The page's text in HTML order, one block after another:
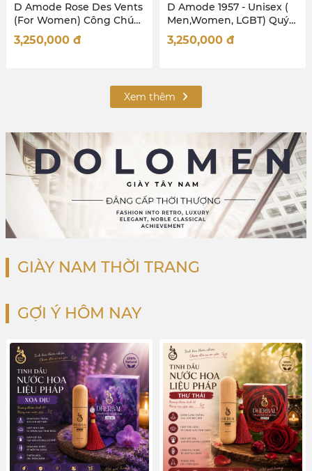
Amode Rose Des Vents
Women) Công Chúa
Hồng
đ
D Amode 1957 - Unisex (
Men,Women, LGBT) Quý
Ông thành đạt - Quý Cô
Quyền lực
3,250,000đ
Xem thêm
GIÀY NAM THỜI TRANG
GỢI Ý HÔM NAY